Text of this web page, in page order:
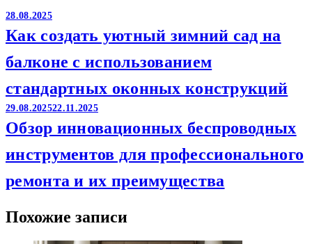
28.08.2025
Как создать уютный зимний сад на
балконе с использованием
стандартных оконных конструкций
29.08.202522.11.2025
Обзор инновационных беспроводных
инструментов для профессионального
ремонта и их преимущества
Похожие записи